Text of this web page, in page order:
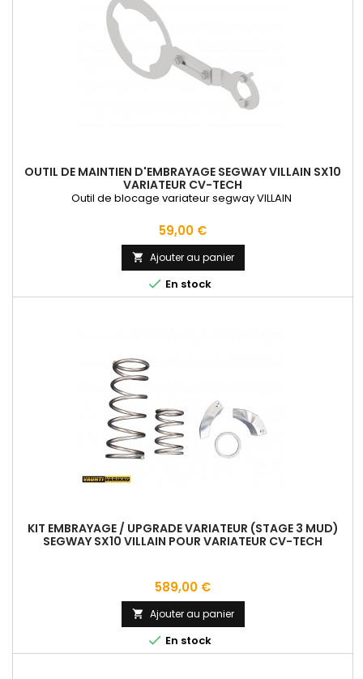
OUTIL DE MAINTIEN D'EMBRAYAGE SEGWAY VILLAIN SX10
VARIATEUR CV-TECH
Outil de blocage variateur segway VILLAIN
Prix
59,00 €
 Ajouter au panier
 En stock
KIT EMBRAYAGE / UPGRADE VARIATEUR (STAGE 3 MUD)
SEGWAY SX10 VILLAIN POUR VARIATEUR CV-TECH
Prix
589,00 €
 Ajouter au panier
 En stock